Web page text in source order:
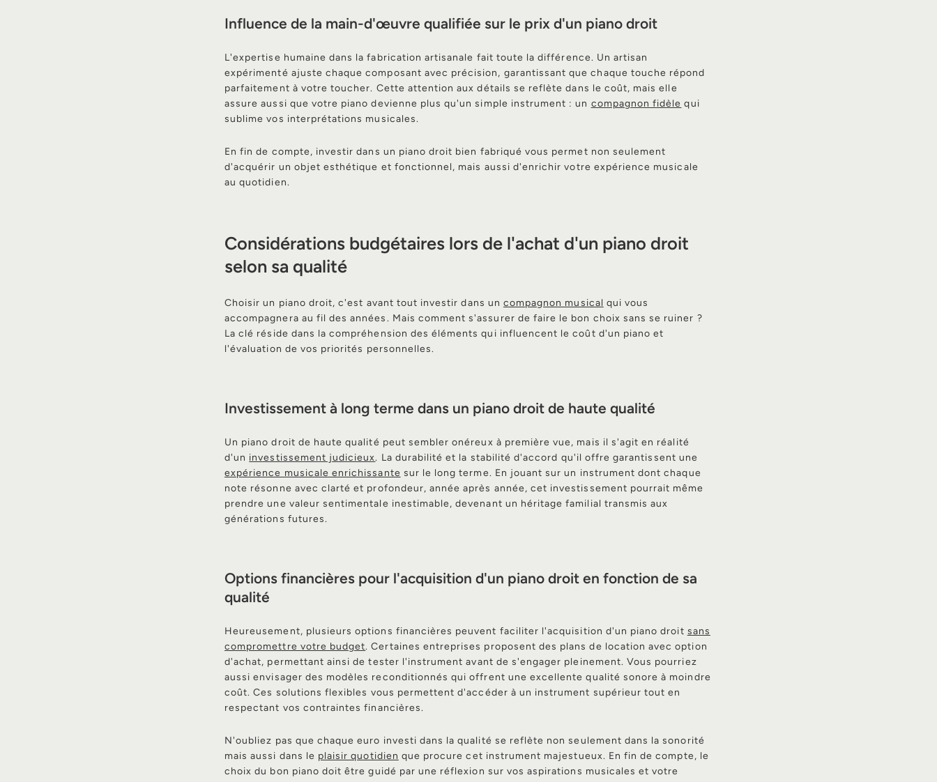
Influence de la main-d'œuvre qualifiée sur le prix d'un piano droit
L'expertise humaine dans la fabrication artisanale fait toute la différence. Un artisan
expérimenté ajuste chaque composant avec précision, garantissant que chaque touche répond
parfaitement à votre toucher. Cette attention aux détails se reflète dans le coût, mais elle
assure aussi que votre piano devienne plus qu'un simple instrument : un compagnon fidèle qui
sublime vos interprétations musicales.
En fin de compte, investir dans un piano droit bien fabriqué vous permet non seulement
d'acquérir un objet esthétique et fonctionnel, mais aussi d'enrichir votre expérience musicale
au quotidien.
Considérations budgétaires lors de l'achat d'un piano droit
selon sa qualité
Choisir un piano droit, c'est avant tout investir dans un compagnon musical qui vous
accompagnera au fil des années. Mais comment s'assurer de faire le bon choix sans se ruiner ?
La clé réside dans la compréhension des éléments qui influencent le coût d'un piano et
l'évaluation de vos priorités personnelles.
Investissement à long terme dans un piano droit de haute qualité
Un piano droit de haute qualité peut sembler onéreux à première vue, mais il s'agit en réalité
d'un investissement judicieux. La durabilité et la stabilité d'accord qu'il offre garantissent une
expérience musicale enrichissante sur le long terme. En jouant sur un instrument dont chaque
note résonne avec clarté et profondeur, année après année, cet investissement pourrait même
prendre une valeur sentimentale inestimable, devenant un héritage familial transmis aux
générations futures.
Options financières pour l'acquisition d'un piano droit en fonction de sa
qualité
Heureusement, plusieurs options financières peuvent faciliter l'acquisition d'un piano droit sans
compromettre votre budget. Certaines entreprises proposent des plans de location avec option
d'achat, permettant ainsi de tester l'instrument avant de s'engager pleinement. Vous pourriez
aussi envisager des modèles reconditionnés qui offrent une excellente qualité sonore à moindre
coût. Ces solutions flexibles vous permettent d'accéder à un instrument supérieur tout en
respectant vos contraintes financières.
N'oubliez pas que chaque euro investi dans la qualité se reflète non seulement dans la sonorité
mais aussi dans le plaisir quotidien que procure cet instrument majestueux. En fin de compte, le
choix du bon piano doit être guidé par une réflexion sur vos aspirations musicales et votre